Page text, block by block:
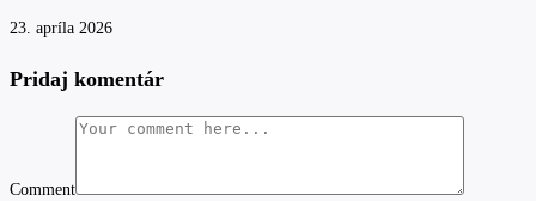
23. apríla 2026
Pridaj komentár
Comment